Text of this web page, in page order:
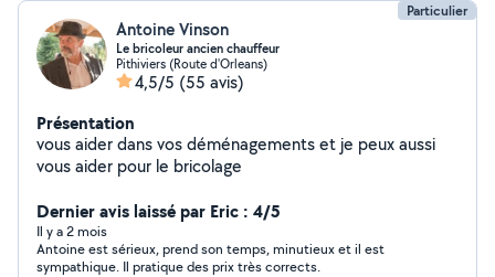
Particulier
Antoine Vinson
Le bricoleur ancien chauffeur
Pithiviers (Route d'Orleans)
4,5/5 (55 avis)
Présentation
vous aider dans vos déménagements et je peux aussi
vous aider pour le bricolage
Dernier avis laissé par Eric : 4/5
Il y a 2 mois
Antoine est sérieux, prend son temps, minutieux et il est
sympathique. Il pratique des prix très corrects.